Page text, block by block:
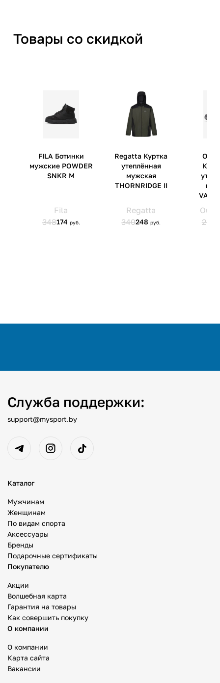
Товары со скидкой
Служба поддержки:
support@mysport.by
Каталог
Мужчинам
Женщинам
По видам спорта
Аксессуары
Бренды
Подарочные сертификаты
Покупателю
Акции
Волшебная карта
Гарантия на товары
Как совершить покупку
О компании
О компании
Карта сайта
Вакансии